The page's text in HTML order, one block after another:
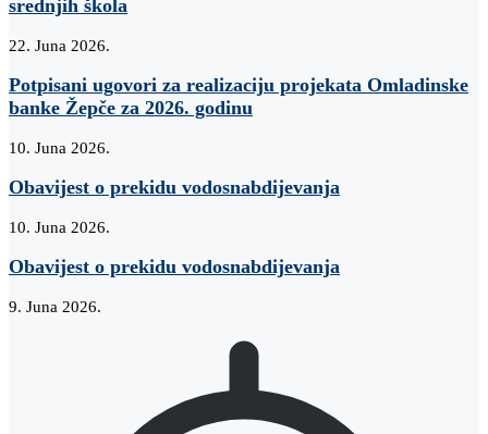
srednjih škola
22. Juna 2026.
Potpisani ugovori za realizaciju projekata Omladinske
banke Žepče za 2026. godinu
10. Juna 2026.
Obavijest o prekidu vodosnabdijevanja
10. Juna 2026.
Obavijest o prekidu vodosnabdijevanja
9. Juna 2026.